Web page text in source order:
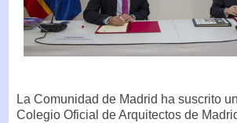
La Comunidad de Madrid ha suscrito
Colegio Oficial de Arquitectos de